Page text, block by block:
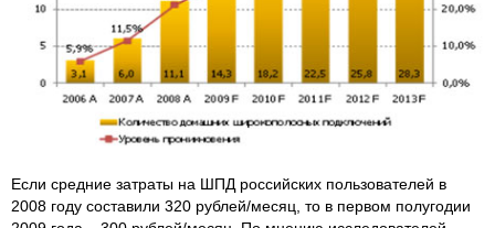
Если средние затраты на ШПД российских пользователей в
2008 году составили 320 рублей/месяц, то в первом полугодии